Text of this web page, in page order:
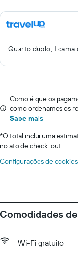
Quarto duplo, 1 cama
Como é que os
como ordenamos os
Sabe mais
*O total inclui uma
no ato de check-out.
Configurações de cookies
Comodidades
Wi-Fi gratuito